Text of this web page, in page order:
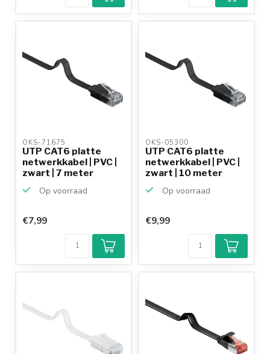
betalen mogelijk
OKS-71675
UTP CAT6 platte
netwerkkabel | PVC |
zwart | 7 meter
Op voorraad
€7,99
OKS-05300
UTP CAT6 platte
netwerkkabel | PVC |
zwart | 10 meter
Op voorraad
€9,99